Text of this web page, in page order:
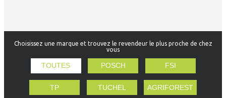
Choisissez une marque et trouvez le revendeur le plus proche de chez
vous
TOUTES POSCH FSI
TP TUCHEL AGRIFOREST